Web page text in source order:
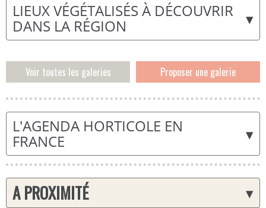
▾
LIEUX VÉGÉTALISÉS À DÉCOUVRIR
DANS LA RÉGION
Voir toutes les galeries Proposer une galerie
▾
L'AGENDA HORTICOLE EN
FRANCE
▾
A PROXIMITÉ